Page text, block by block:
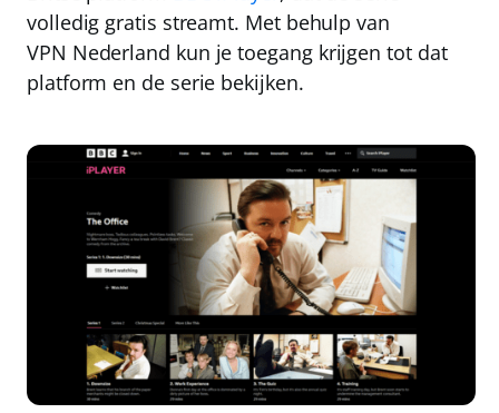
volledig gratis streamt. Met behulp van
VPN Nederland kun je toegang krijgen tot dat
platform en de serie bekijken.